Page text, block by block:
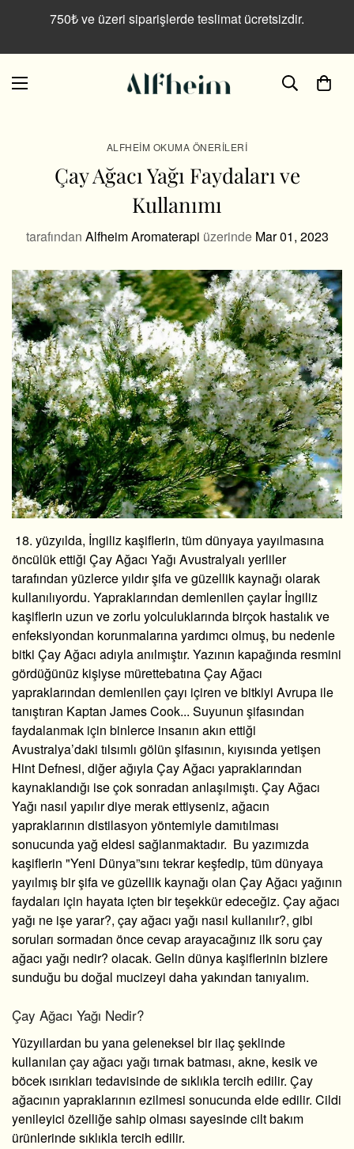
750₺ ve üzeri siparişlerde teslimat ücretsizdir.
ALFHEIM OKUMA ÖNERILERI
Çay Ağacı Yağı Faydaları ve
Kullanımı
tarafından Alfheim Aromaterapi üzerinde Mar 01, 2023
18. yüzyılda, İngiliz kaşiflerin, tüm dünyaya yayılmasına
öncülük ettiği Çay Ağacı Yağı Avustralyalı yerliler
tarafından yüzlerce yıldır şifa ve güzellik kaynağı olarak
kullanılıyordu. Yapraklarından demlenilen çaylar İngiliz
kaşiflerin uzun ve zorlu yolculuklarında birçok hastalık ve
enfeksiyondan korunmalarına yardımcı olmuş, bu nedenle
bitki Çay Ağacı adıyla anılmıştır. Yazının kapağında resmini
gördüğünüz kişiyse mürettebatına Çay Ağacı
yapraklarından demlenilen çayı içiren ve bitkiyi Avrupa ile
tanıştıran Kaptan James Cook... Suyunun şifasından
faydalanmak için binlerce insanın akın ettiği
Avustralya’daki tılsımlı gölün şifasının, kıyısında yetişen
Hint Defnesi, diğer ağıyla Çay Ağacı yapraklarından
kaynaklandığı ise çok sonradan anlaşılmıştı. Çay Ağacı
Yağı nasıl yapılır diye merak ettiyseniz, ağacın
yapraklarının distilasyon yöntemiyle damıtılması
sonucunda yağ eldesi sağlanmaktadır. Bu yazımızda
kaşiflerin "Yeni Dünya”sını tekrar keşfedip, tüm dünyaya
yayılmış bir şifa ve güzellik kaynağı olan Çay Ağacı yağının
faydaları için hayata içten bir teşekkür edeceğiz. Çay ağacı
yağı ne işe yarar?, çay ağacı yağı nasıl kullanılır?, gibi
soruları sormadan önce cevap arayacağınız ilk soru çay
ağacı yağı nedir? olacak. Gelin dünya kaşiflerinin bizlere
sunduğu bu doğal mucizeyi daha yakından tanıyalım.
Çay Ağacı Yağı Nedir?
Yüzyıllardan bu yana geleneksel bir ilaç şeklinde
kullanılan çay ağacı yağı tırnak batması, akne, kesik ve
böcek ısırıkları tedavisinde de sıklıkla tercih edilir. Çay
ağacının yapraklarının ezilmesi sonucunda elde edilir. Cildi
yenileyici özelliğe sahip olması sayesinde cilt bakım
ürünlerinde sıklıkla tercih edilir.